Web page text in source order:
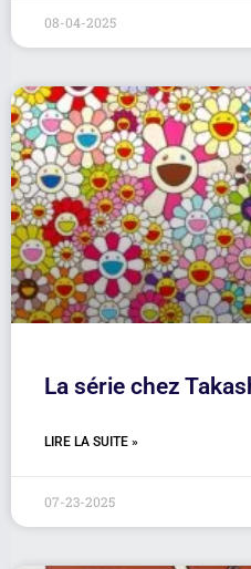
08-04-2025
La série chez
LIRE LA SUITE »
07-23-2025